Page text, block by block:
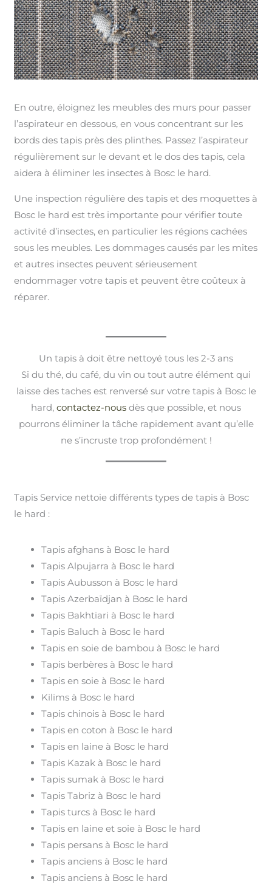
En outre, éloignez les meubles des murs pour passer
l’aspirateur en dessous, en vous concentrant sur les
bords des tapis près des plinthes. Passez l’aspirateur
régulièrement sur le devant et le dos des tapis, cela
aidera à éliminer les insectes à Bosc le hard.
Une inspection régulière des tapis et des moquettes à
Bosc le hard est très importante pour vérifier toute
activité d’insectes, en particulier les régions cachées
sous les meubles. Les dommages causés par les mites
et autres insectes peuvent sérieusement
endommager votre tapis et peuvent être coûteux à
réparer.
Un tapis à doit être nettoyé tous les 2-3 ans
Si du thé, du café, du vin ou tout autre élément qui
laisse des taches est renversé sur votre tapis à Bosc le
hard, contactez-nous dès que possible, et nous
pourrons éliminer la tâche rapidement avant qu’elle
ne s’incruste trop profondément !
Tapis Service nettoie différents types de tapis à Bosc
le hard :
Tapis afghans à Bosc le hard
Tapis Alpujarra à Bosc le hard
Tapis Aubusson à Bosc le hard
Tapis Azerbaïdjan à Bosc le hard
Tapis Bakhtiari à Bosc le hard
Tapis Baluch à Bosc le hard
Tapis en soie de bambou à Bosc le hard
Tapis berbères à Bosc le hard
Tapis en soie à Bosc le hard
Kilims à Bosc le hard
Tapis chinois à Bosc le hard
Tapis en coton à Bosc le hard
Tapis en laine à Bosc le hard
Tapis Kazak à Bosc le hard
Tapis sumak à Bosc le hard
Tapis Tabriz à Bosc le hard
Tapis turcs à Bosc le hard
Tapis en laine et soie à Bosc le hard
Tapis persans à Bosc le hard
Tapis anciens à Bosc le hard
Tapis anciens à Bosc le hard